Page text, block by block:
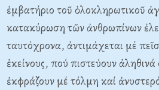
ἐμβατήριο τοῦ ὁλοκληρωτικοῦ
κατακύρωση τῶν ἀνθρωπίνων
ταυτόχρονα, ἀντιμάχεται μέ
ἐκείνους, πού πιστεύουν
ἐκφράζουν μέ τόλμη καί